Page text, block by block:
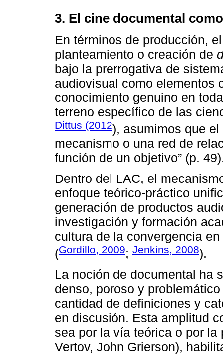
3. El cine documental
En términos de producción,
planteamiento o creación de
bajo la prerrogativa de
audiovisual como elementos
conocimiento genuino en
terreno específico de las
Dittus (2012), asumimos que el
mecanismo o una red de
función de un objetivo” (p.
Dentro del LAC, el
enfoque teórico-práctico
generación de productos
investigación y formación
cultura de la convergencia
(Gordillo, 2009; Jenkins, 2008).
La noción de documental ha
denso, poroso y
cantidad de definiciones y
en discusión. Esta amplitud
sea por la vía teórica o por la
Vertov, John Grierson),